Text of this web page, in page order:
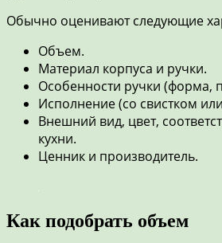
Обычно оценивают следующие
Объем.
Материал корпуса и ручки.
Особенности ручки (форма,
Исполнение (со свистком
Внешний вид, цвет,
кухни.
Ценник и производитель.
Как подобрать объем